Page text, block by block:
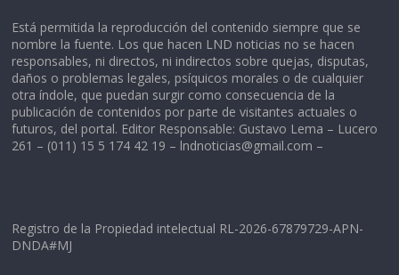
Está permitida la reproducción del contenido siempre que se
nombre la fuente. Los que hacen LND noticias no se hacen
responsables, ni directos, ni indirectos sobre quejas, disputas,
daños o problemas legales, psíquicos morales o de cualquier
otra índole, que puedan surgir como consecuencia de la
publicación de contenidos por parte de visitantes actuales o
futuros, del portal. Editor Responsable: Gustavo Lema – Lucero
261 – (011) 15 5 174 42 19 – lndnoticias@gmail.com –
Registro de la Propiedad intelectual RL-2026-67879729-APN-
DNDA#MJ